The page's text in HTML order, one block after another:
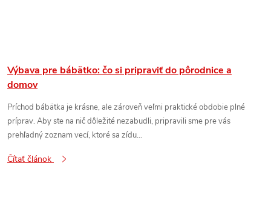
Výbava pre bábätko: čo si pripraviť do pôrodnice a
domov
Príchod bábätka je krásne, ale zároveň veľmi praktické obdobie plné
príprav. Aby ste na nič dôležité nezabudli, pripravili sme pre vás
prehľadný zoznam vecí, ktoré sa zídu...
Čítať článok